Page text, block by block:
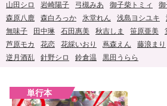
山田シロ
岩崎陽子 弓槻みあ 御子柴トミィ 御
森原八鹿
森白ろっか 氷堂れん 浅島ヨシユキ
無味子
田中琳 石田惠美 秋吉しま 笹原亜美
芦原モカ
花恋 花綵いおり 蔦森えん 藤浪まり
逆月酒乱
針野シロ 鈴倉温 黒田うらら